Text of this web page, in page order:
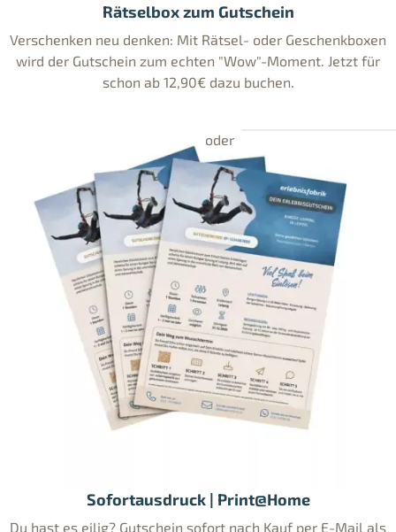
Rätselbox zum Gutschein
Verschenken neu denken: Mit Rätsel- oder Geschenkboxen
wird der Gutschein zum echten "Wow"-Moment. Jetzt für
schon ab 12,90€ dazu buchen.
Sofortausdruck | Print@Home
Du hast es eilig? Gutschein sofort nach Kauf per E-Mail als